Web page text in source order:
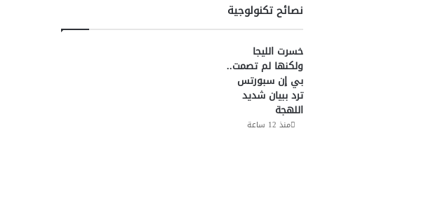
نصائح تكنولوجية
خسرت الليجا
ولكنها لم تصمت..
بي إن سبورتس
ترد ببيان شديد
اللهجة
منذ 12 ساعة